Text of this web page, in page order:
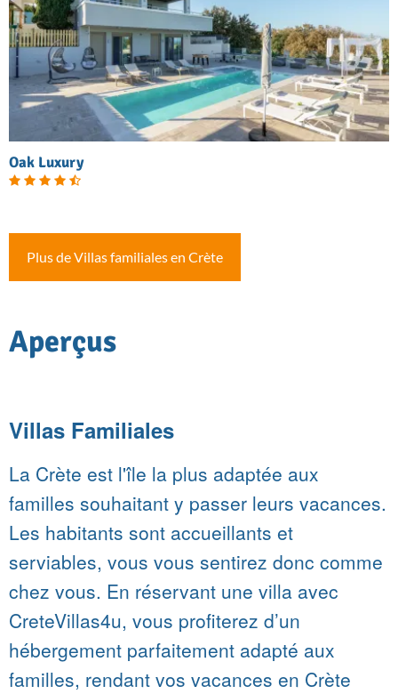
Oak Luxury
Plus de Villas familiales en Crète
Aperçus
Villas Familiales
La Crète est l'île la plus adaptée aux
familles souhaitant y passer leurs vacances.
Les habitants sont accueillants et
serviables, vous vous sentirez donc comme
chez vous. En réservant une villa avec
CreteVillas4u, vous profiterez d’un
hébergement parfaitement adapté aux
familles, rendant vos vacances en Crète